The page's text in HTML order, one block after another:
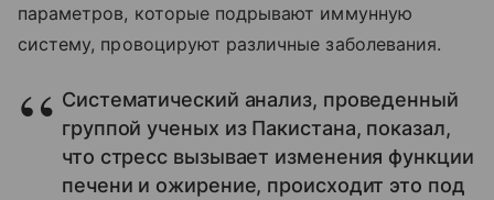
параметров, которые подрывают иммунную
систему, провоцируют различные заболевания.
Систематический анализ, проведенный
группой ученых из Пакистана, показал,
что стресс вызывает изменения функции
печени и ожирение, происходит это под